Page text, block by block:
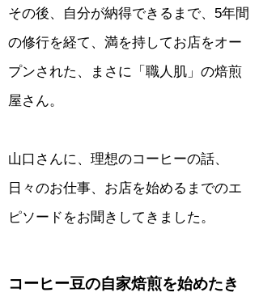
その後、自分が納得できるまで、5年間
の修行を経て、満を持してお店をオー
プンされた、まさに「職人肌」の焙煎
屋さん。
山口さんに、理想のコーヒーの話、
日々のお仕事、お店を始めるまでのエ
ピソードをお聞きしてきました。
コーヒー豆の自家焙煎を始めたき